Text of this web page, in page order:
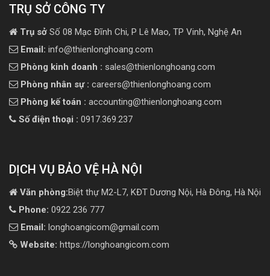
TRỤ SỞ CÔNG TY
Trụ sở Số 08 Mạc Đĩnh Chi, P Lê Mao, TP Vinh, Nghệ An
Email: info@thienlonghoang.com
Phòng kinh doanh : sales@thienlonghoang.com
Phòng nhân sự : careers@thienlonghoang.com
Phòng kế toán : accounting@thienlonghoang.com
Số điện thoại : 0917.369.237
DỊCH VỤ BẢO VỆ HÀ NỘI
Văn phòng:Biệt thự M2-L7, KĐT Dương Nội, Hà Đông, Hà Nội
Phone: 0922 236 777
Email: longhoangicom@gmail.com
Website: https://longhoangicom.com